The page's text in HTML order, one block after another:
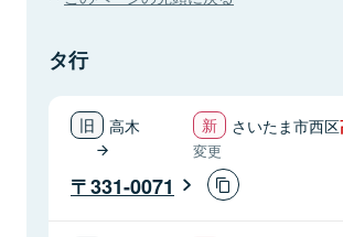
タ行
高木 さいたま市西区
変更
331-0071